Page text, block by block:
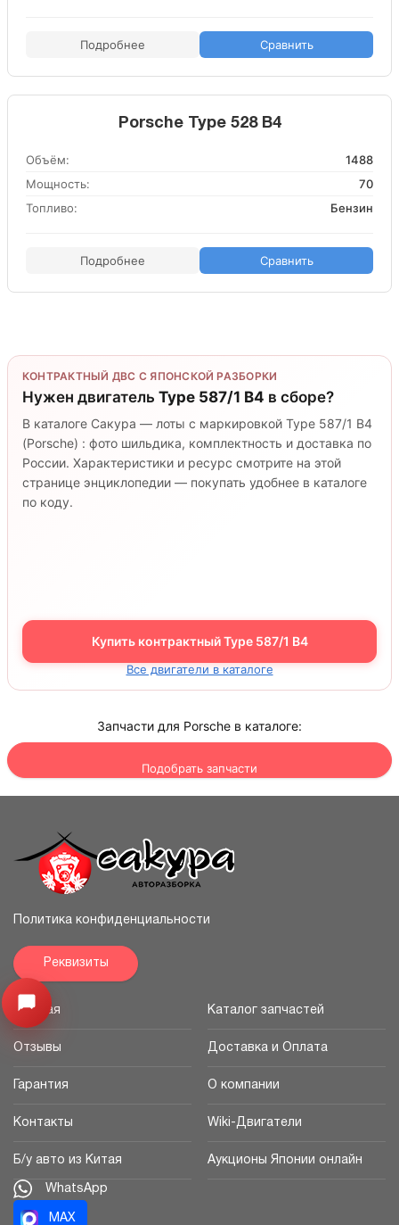
Подробнее Сравнить
Porsche Type 528 B4
Объём:
1488
Мощность:
70
Топливо:
Бензин
Подробнее Сравнить
КОНТРАКТНЫЙ ДВС С ЯПОНСКОЙ РАЗБОРКИ
Нужен двигатель Type 587/1 B4 в сборе?
В каталоге Сакура — лоты с маркировкой Type 587/1 B4
(Porsche) : фото шильдика, комплектность и доставка по
России. Характеристики и ресурс смотрите на этой
странице энциклопедии — покупать удобнее в каталоге
по коду.
Купить контрактный Type 587/1 B4
Все двигатели в каталоге
Запчасти для Porsche в каталоге:
Подобрать запчасти
Узнайте цену запчасти -> Открыть меню
Политика конфиденциальности
Реквизиты
Главная Каталог запчастей
Отзывы Доставка и Оплата
Гарантия О компании
Контакты Wiki-Двигатели
Б/у авто из Китая Аукционы Японии онлайн
WhatsApp
MAX